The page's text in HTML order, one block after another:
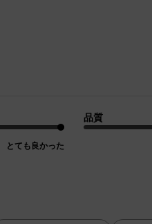
とても良かった
品質